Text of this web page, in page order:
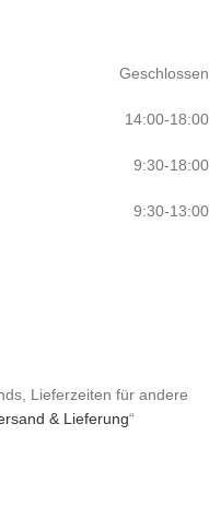
Geschlossen
14:00-18:00
9:30-18:00
9:30-13:00
Lieferzeiten für andere
& Lieferung“